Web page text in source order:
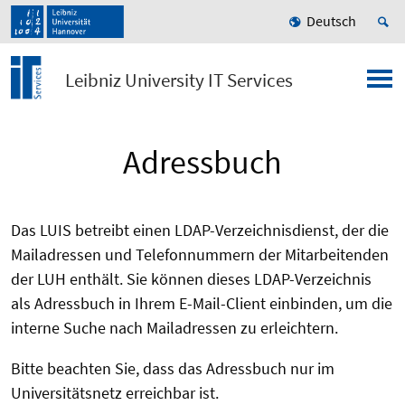
Deutsch
Leibniz University IT Services
Adressbuch
Das LUIS betreibt einen LDAP-Verzeichnisdienst, der die
Mailadressen und Telefonnummern der Mitarbeitenden
der LUH enthält. Sie können dieses LDAP-Verzeichnis
als Adressbuch in Ihrem E-Mail-Client einbinden, um die
interne Suche nach Mailadressen zu erleichtern.
Bitte beachten Sie, dass das Adressbuch nur im
Universitätsnetz erreichbar ist.